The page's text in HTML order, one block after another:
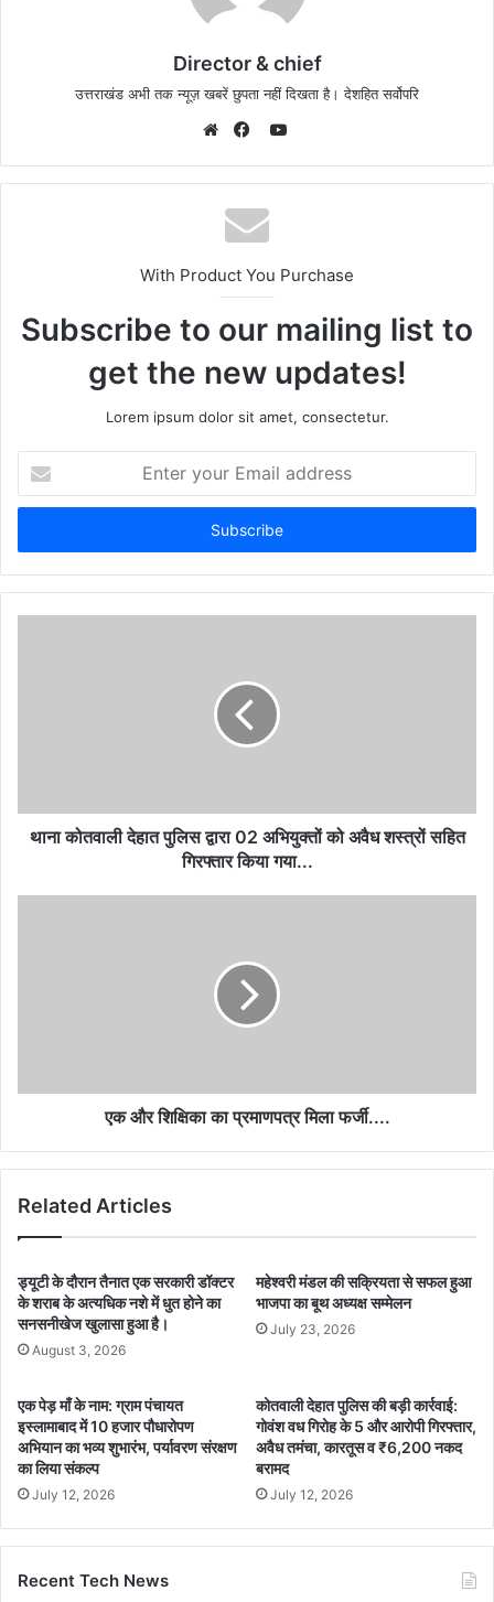
Director & chief
उत्तराखंड अभी तक न्यूज़ खबरें छुपता नहीं दिखता है। देशहित सर्वोपरि
YouTube
With Product You Purchase
Subscribe to our mailing list to
get the new updates!
Lorem ipsum dolor sit amet, consectetur.
your
Email
थाना कोतवाली देहात पुलिस द्वारा 02 अभियुक्तों को अवैध शस्त्रों सहित
गिरफ्तार किया गया...
एक और शिक्षिका का प्रमाणपत्र मिला फर्जी....
Related Articles
ड्यूटी के दौरान तैनात एक सरकारी डॉक्टर
के शराब के अत्यधिक नशे में धुत होने का
सनसनीखेज खुलासा हुआ है।
August 3, 2026
महेश्वरी मंडल की सक्रियता से सफल हुआ
भाजपा का बूथ अध्यक्ष सम्मेलन
July 23, 2026
एक पेड़ माँ के नाम: ग्राम पंचायत
इस्लामाबाद में 10 हजार पौधारोपण
अभियान का भव्य शुभारंभ, पर्यावरण संरक्षण
का लिया संकल्प
July 12, 2026
कोतवाली देहात पुलिस की बड़ी कार्रवाई:
गोवंश वध गिरोह के 5 और आरोपी गिरफ्तार,
अवैध तमंचा, कारतूस व ₹6,200 नकद
बरामद
July 12, 2026
Recent Tech News